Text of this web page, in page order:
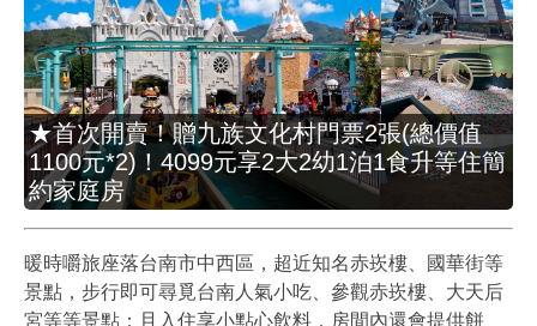
★首次開賣！贈九族文化村門票2張(總價值
1100元*2)！4099元享2大2幼1泊1食升等住簡
約家庭房
暖時嚼旅座落台南市中西區，超近知名赤崁樓、國華街等
景點，步行即可尋覓台南人氣小吃、參觀赤崁樓、大天后
宮等等景點；且入住享小點心飲料，房間內還會提供餅